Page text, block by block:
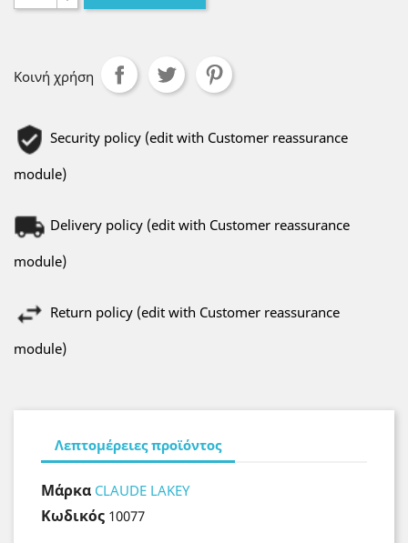
Κοινή χρήση
Security policy (edit with Customer reassurance
module)
Delivery policy (edit with Customer reassurance
module)
Return policy (edit with Customer reassurance
module)
Λεπτομέρειες προϊόντος
Μάρκα CLAUDE LAKEY
Κωδικός 10077